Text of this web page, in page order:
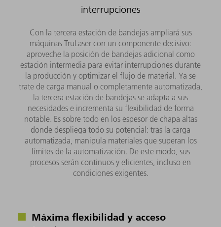
interrupciones
Con la tercera estación de bandejas ampliará sus
máquinas TruLaser con un componente decisivo:
aproveche la posición de bandejas adicional como
estación intermedia para evitar interrupciones durante
la producción y optimizar el flujo de material. Ya se
trate de carga manual o completamente automatizada,
la tercera estación de bandejas se adapta a sus
necesidades e incrementa su flexibilidad de forma
notable. Es sobre todo en los espesor de chapa altas
donde despliega todo su potencial: tras la carga
automatizada, manipula materiales que superan los
límites de la automatización. De este modo, sus
procesos serán continuos y eficientes, incluso en
condiciones exigentes.
Máxima flexibilidad y acceso